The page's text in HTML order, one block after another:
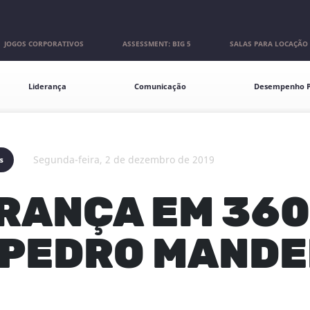
JOGOS CORPORATIVOS ASSESSMENT: BIG 5 SALAS PARA LOCAÇÃO
Liderança Comunicação Desempenho
segunda-feira, 2 de dezembro de 2019
EM